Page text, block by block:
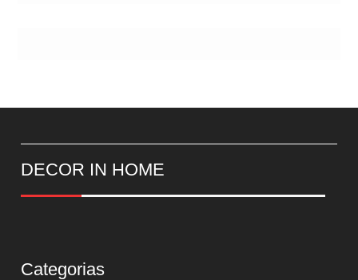
DECOR IN HOME
Categorias